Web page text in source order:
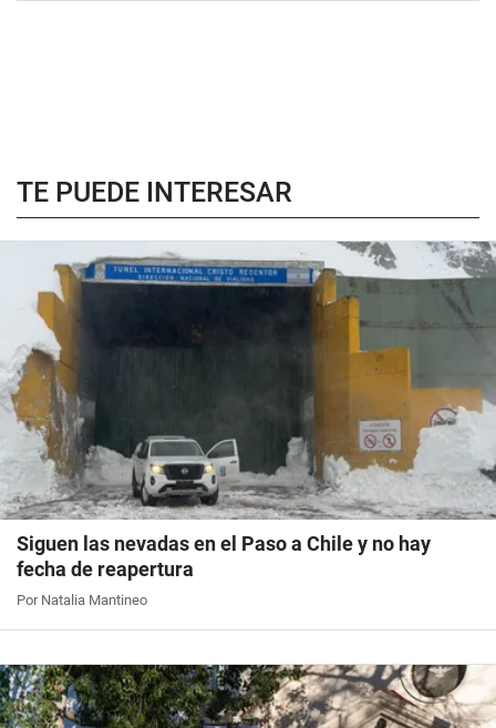
TE PUEDE INTERESAR
Siguen las nevadas en el Paso a Chile y no hay
fecha de reapertura
Por Natalia Mantineo